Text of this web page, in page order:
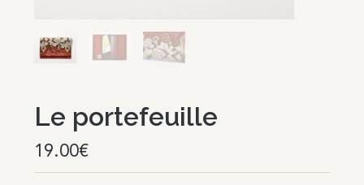
Le portefeuille
19.00€